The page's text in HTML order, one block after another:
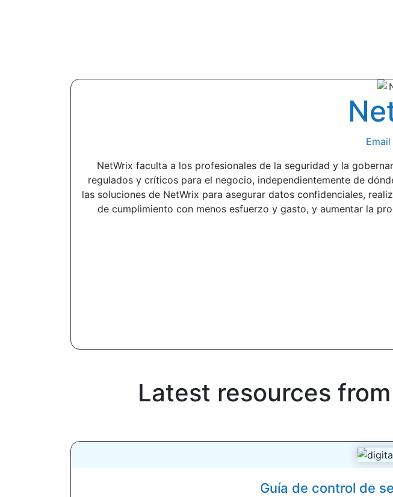
NetWrix faculta a los profesionales de la seguridad y la
regulados y críticos para el negocio, independientemente de
las soluciones de NetWrix para asegurar datos confidenciales,
de cumplimiento con menos esfuerzo y gasto, y aumentar la
Latest resources
Guía de control de